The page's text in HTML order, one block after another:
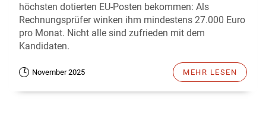
höchsten dotierten EU-Posten bekommen: Als
Rechnungsprüfer winken ihm mindestens 27.000 Euro
pro Monat. Nicht alle sind zufrieden mit dem
Kandidaten.
November 2025 MEHR LESEN